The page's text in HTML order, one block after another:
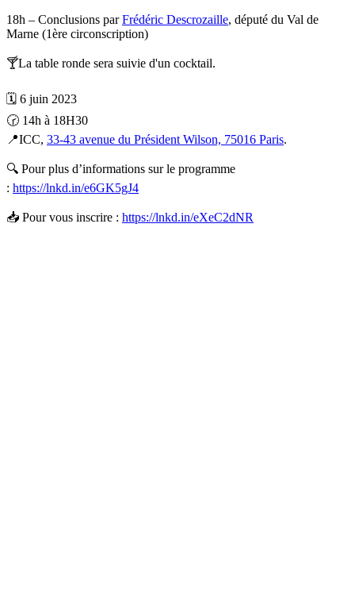
18h – Conclusions parFrédéric Descrozaille, député du Val de
Marne (1ère circonscription)
🍸La table ronde sera suivie d'un cocktail.
🗓 6 juin 2023
🕝 14h à 18H30
📍ICC, 33-43 avenue du Président Wilson, 75016 Paris.
🔍 Pour plus d’informations sur le programme
: https://lnkd.in/e6GK5gJ4
📥 Pour vous inscrire : https://lnkd.in/eXeC2dNR